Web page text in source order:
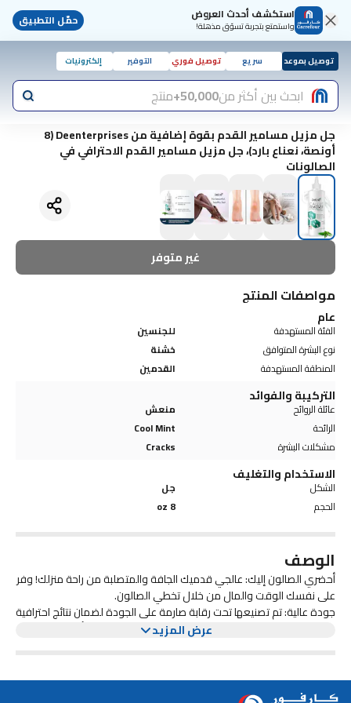
استكشف أحدث العروض
واستمتع بتجربة تسوّق مذهلة! حمّل التطبيق
توصيل بموعد سريع توصيل فوري التوفير إلكترونيات
ابحث بين أكثر من50,000+ منتج
جل مزيل مسامير القدم بقوة إضافية من Deenterprises (8
أونصة، نعناع بارد)، جل مزيل مسامير القدم الاحترافي في
الصالونات
غير متوفر
مواصفات المنتج
عام
الفئة المستهدفة
للجنسين
نوع البشرة المتوافق
خشنة
المنطقة المستهدفة
القدمين
التركيبة والفوائد
عائلة الروائح
منعش
الرائحة
Cool Mint
مشكلات البشرة
Cracks
الاستخدام والتغليف
الشكل
جل
الحجم
8 oz
الوصف
أحضري الصالون إليك: عالجي قدميك الجافة والمتصلبة من راحة منزلك! وفر
على نفسك الوقت والمال من خلال تخطي الصالون.
جودة عالية: تم تصنيعها تحت رقابة صارمة على الجودة لضمان نتائج احترافية
على مستوى الصالون في كل مرة. قوي بما يكفي لتنعيم أكثر مسامير
1) انقعي قدميك.
2) ضعي جل مزيل مسامير القدم مباشرة على المناطق المتصلبة. اتركه
عرض المزيد